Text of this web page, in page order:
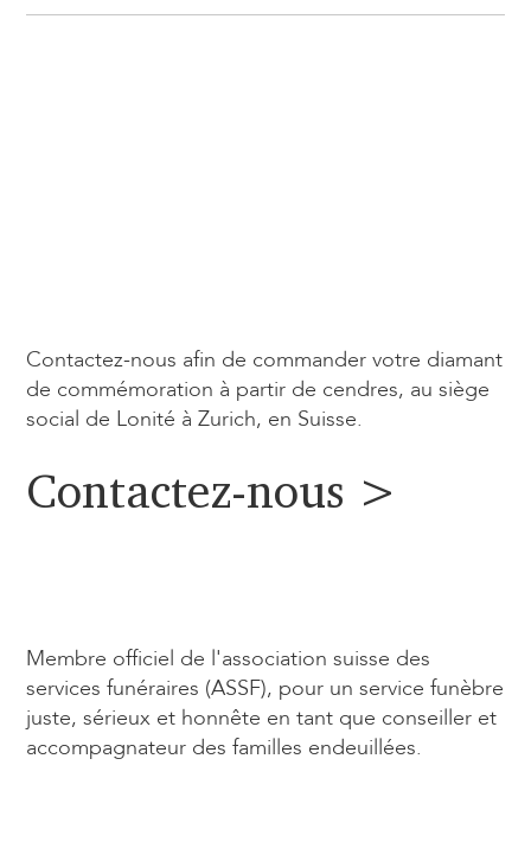
Membre officiel de l'association suisse des
services funéraires (ASSF), pour un service funèbre
juste, sérieux et honnête en tant que conseiller et
accompagnateur des familles endeuillées.
Contactez-nous >
Contactez-nous afin de commander votre diamant
de commémoration à partir de cendres, au siège
social de Lonité à Zurich, en Suisse.